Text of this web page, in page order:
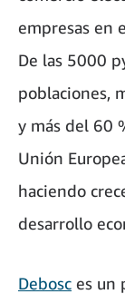
empresas en
De las 5000
poblaciones,
y más del 60
Unión
haciendo
desarrollo
Debosc es un